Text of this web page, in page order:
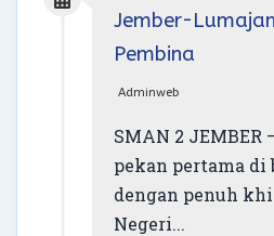
Jember-
Pembina
Adminweb
SMAN 2 JEMBER
pekan pertama di
dengan penuh
Negeri...